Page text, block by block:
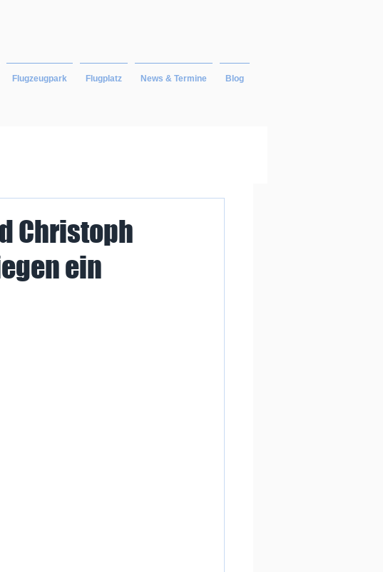
Flugzeugpark Flugplatz News & Termine Blog
Christoph
ein